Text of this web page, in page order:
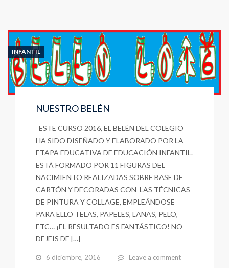
INFANTIL
NUESTRO BELÉN
ESTE CURSO 2016, EL BELÉN DEL COLEGIO
HA SIDO DISEÑADO Y ELABORADO POR LA
ETAPA EDUCATIVA DE EDUCACIÓN INFANTIL.
ESTÁ FORMADO POR 11 FIGURAS DEL
NACIMIENTO REALIZADAS SOBRE BASE DE
CARTÓN Y DECORADAS CON LAS TÉCNICAS
DE PINTURA Y COLLAGE, EMPLEÁNDOSE
PARA ELLO TELAS, PAPELES, LANAS, PELO,
ETC… ¡EL RESULTADO ES FANTÁSTICO! NO
DEJEIS DE […]
6 diciembre, 2016 Leave a comment